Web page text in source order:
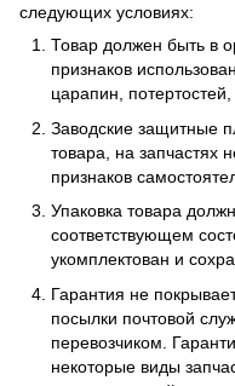
следующих условиях:
Товар должен быть в
признаков
царапин,
Заводские защитные
товара, на запчастях
признаков
Упаковка товара
соответствующем
укомплектован и
Гарантия не
посылки почтовой
перевозчиком.
некоторые виды